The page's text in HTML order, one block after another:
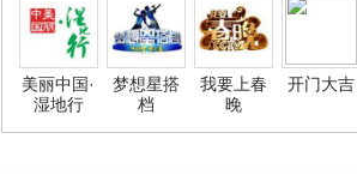
美丽中国·
湿地行
梦想星搭
档
我要上春
晚
开门大吉